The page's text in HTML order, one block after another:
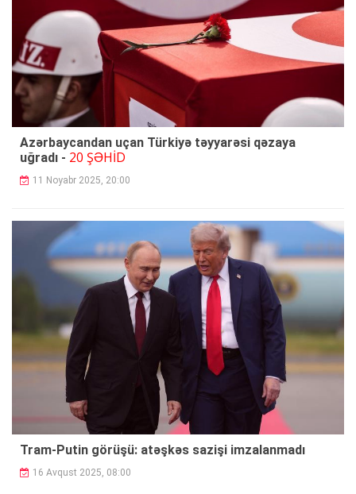
Azərbaycandan uçan Türkiyə təyyarəsi qəzaya
uğradı - 20 ŞƏHİD
11 Noyabr 2025, 20:00
Tram-Putin görüşü: atəşkəs sazişi imzalanmadı
16 Avqust 2025, 08:00